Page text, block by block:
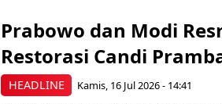
HEADLINE
Prabowo dan Modi
Restorasi Candi
Kamis, 16 Jul 2026 - 14:41